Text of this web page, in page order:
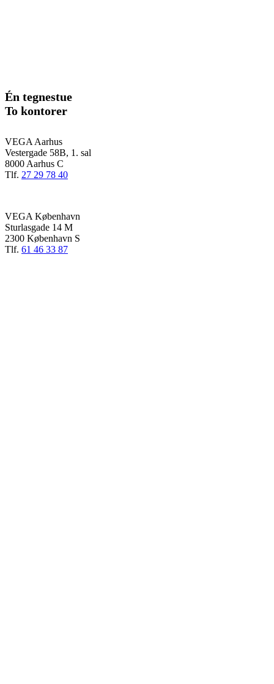
Én tegnestue
To kontorer
VEGA Aarhus
Vestergade 58B, 1. sal
8000 Aarhus C
Tlf. 27 29 78 40
VEGA København
Sturlasgade 14 M
2300 København S
Tlf. 61 46 33 87